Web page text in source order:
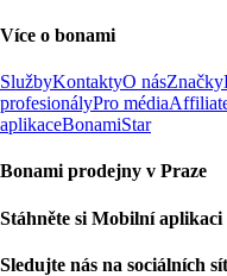
Více o bonami
SlužbyKontaktyO násZnačky
profesionályPro média
aplikaceBonamiStar
Bonami prodejny v Praze
Stáhněte si Mobilní aplikaci
Sledujte nás na sociálních